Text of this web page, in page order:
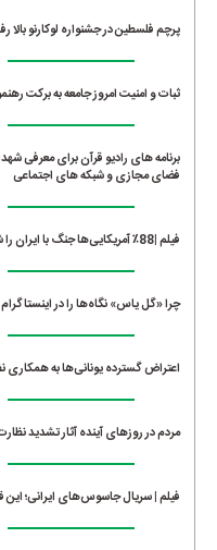
پرچم فلسطین در جشنواره لوکارنو بالا
ثبات و امنیت امروز جامعه به برکت
برنامه های رادیو قرآن برای معرفی
فضای مجازی و شبکه های اجتماعی
فیلم |88٪ آمریکایی‌ها جنگ با ایران را شکست‌خورده می‌دانند
چرا «گل یاس» نگاه‌ها را در
اعتراض گسترده یونانی‌ها به همکاری
مردم در روزهای آینده آثار تشدید نظارت
فیلم | سریال جاسوس‌های ایرانی؛